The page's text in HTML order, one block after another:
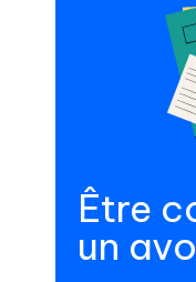
Être
un